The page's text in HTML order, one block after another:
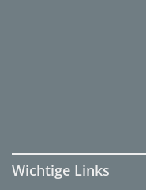
Wichtige Links